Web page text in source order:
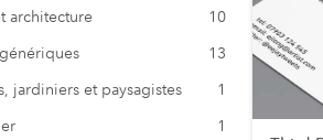
architecture
10
13
jardiniers et paysagistes
1
1